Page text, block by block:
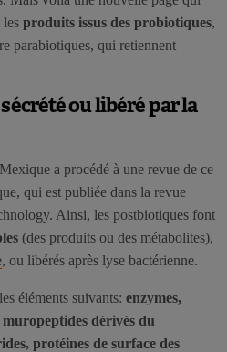
les produits issus des probiotiques,
parabiotiques, qui retiennent
ou libéré par la
a procédé à une revue de ce
qui est publiée dans la revue
Ainsi, les postbiotiques font
(des produits ou des métabolites),
, ou libérés après lyse bactérienne.
éléments suivants: enzymes,
dérivés du
protéines de surface des